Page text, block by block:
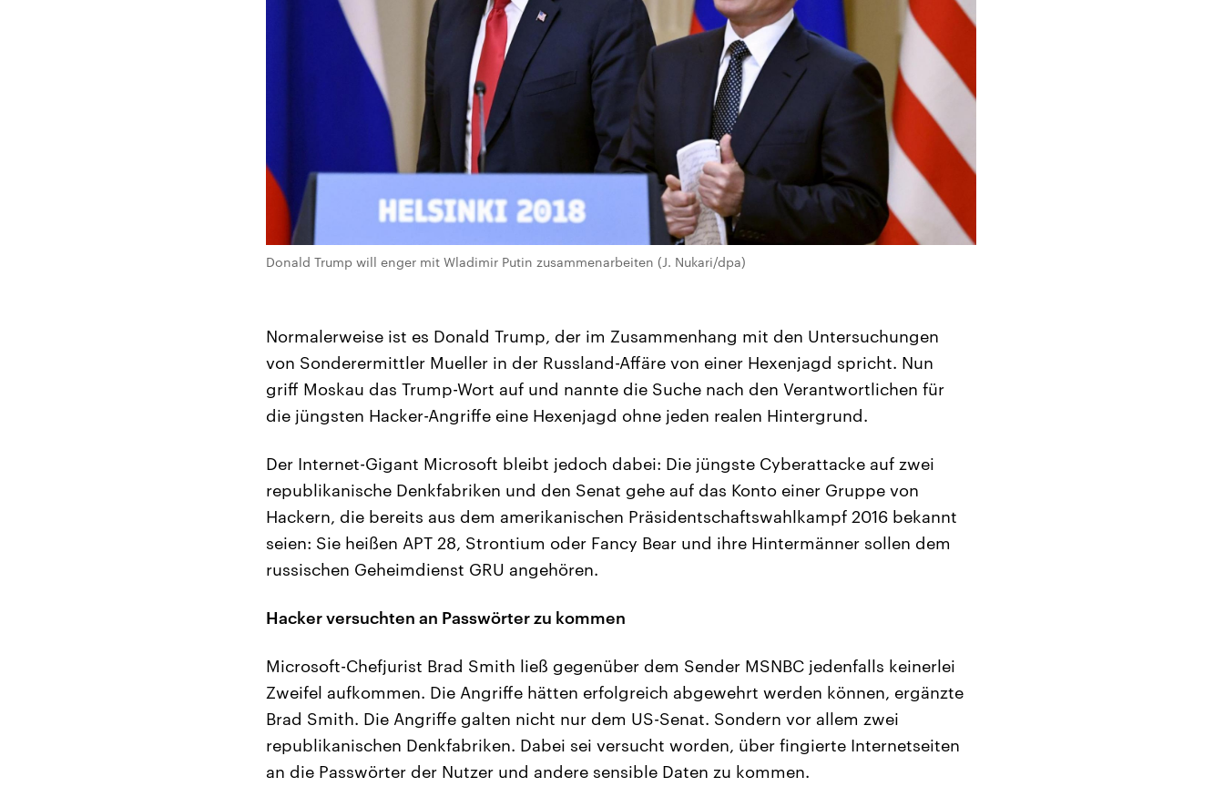
Donald Trump will enger mit Wladimir Putin zusammenarbeiten (J. Nukari/dpa)
Normalerweise ist es Donald Trump, der im Zusammenhang mit den Untersuchungen
von Sonderermittler Mueller in der Russland-Affäre von einer Hexenjagd spricht. Nun
griff Moskau das Trump-Wort auf und nannte die Suche nach den Verantwortlichen für
die jüngsten Hacker-Angriffe eine Hexenjagd ohne jeden realen Hintergrund.
Der Internet-Gigant Microsoft bleibt jedoch dabei: Die jüngste Cyberattacke auf zwei
republikanische Denkfabriken und den Senat gehe auf das Konto einer Gruppe von
Hackern, die bereits aus dem amerikanischen Präsidentschaftswahlkampf 2016 bekannt
seien: Sie heißen APT 28, Strontium oder Fancy Bear und ihre Hintermänner sollen dem
russischen Geheimdienst GRU angehören.
Hacker versuchten an Passwörter zu kommen
Microsoft-Chefjurist Brad Smith ließ gegenüber dem Sender MSNBC jedenfalls keinerlei
Zweifel aufkommen. Die Angriffe hätten erfolgreich abgewehrt werden können, ergänzte
Brad Smith. Die Angriffe galten nicht nur dem US-Senat. Sondern vor allem zwei
republikanischen Denkfabriken. Dabei sei versucht worden, über fingierte Internetseiten
an die Passwörter der Nutzer und andere sensible Daten zu kommen.